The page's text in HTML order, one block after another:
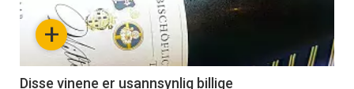
nå+
Disse vinene er usannsynlig billige